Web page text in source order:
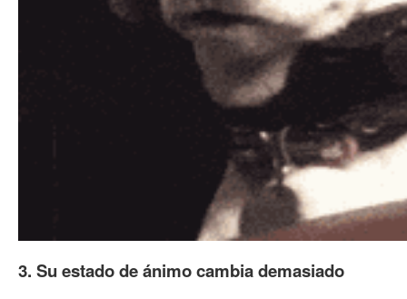
3. Su estado de ánimo cambia demasiado